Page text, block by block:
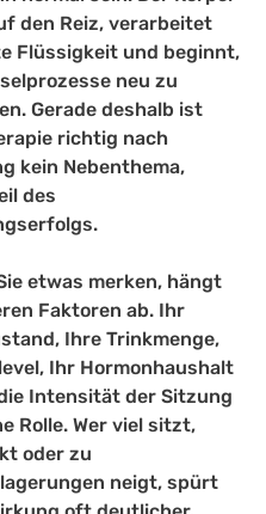
den Reiz, verarbeitet
Flüssigkeit und beginnt,
neu zu
Gerade deshalb ist
richtig nach
kein Nebenthema,
des
etwas merken, hängt
Faktoren ab. Ihr
Ihre Trinkmenge,
Ihr Hormonhaushalt
Intensität der Sitzung
Rolle. Wer viel sitzt,
oder zu
neigt, spürt